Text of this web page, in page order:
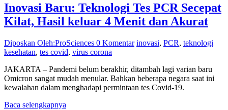
Inovasi Baru: Teknologi Tes PCR Secepat
Kilat, Hasil keluar 4 Menit dan Akurat
Diposkan Oleh:ProSciences 0 Komentar inovasi, PCR, teknologi
kesehatan, tes covid, virus corona
JAKARTA – Pandemi belum berakhir, ditambah lagi varian baru
Omicron sangat mudah menular. Bahkan beberapa negara saat ini
kewalahan dalam menghadapi permintaan tes Covid-19.
Baca selengkapnya